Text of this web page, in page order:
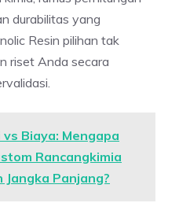
durabilitas yang
Resin pilihan tak
riset Anda secara
Biaya: Mengapa
Rancangkimia
Panjang?